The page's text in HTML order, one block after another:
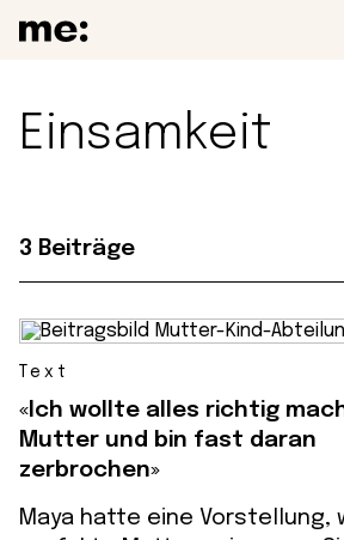
Einsamkeit
3 Beiträge
Text
«Ich wollte alles richtig
Mutter und bin fast daran
zerbrochen»
Maya hatte eine Vorstellung,